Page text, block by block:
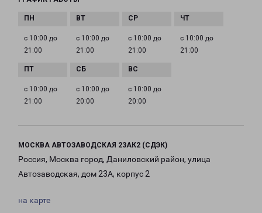
с 10:00 до
21:00
с 10:00 до
21:00
с 10:00 до
21:00
с 10:00 до
21:00
с 10:00 до
21:00
с 10:00 до
20:00
с 10:00 до
20:00
МОСКВА АВТОЗАВОДСКАЯ 23АК2 (СДЭК)
Россия, Москва город, Даниловский район, улица
Автозаводская, дом 23А, корпус 2
на карте